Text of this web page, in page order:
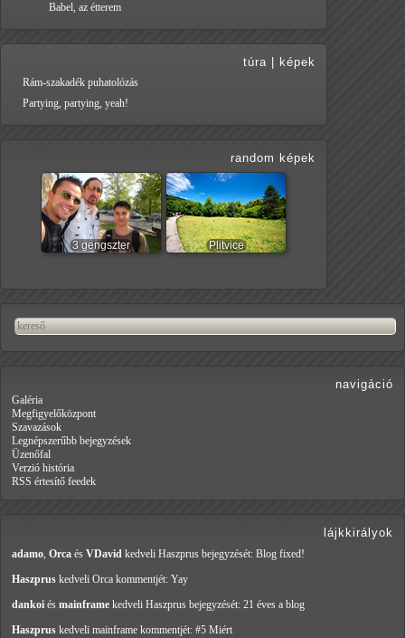
Babel, az étterem
túra képek
Rám-szakadék puhatolózás
Partying, partying, yeah!
random képek
3 gengszter Plitvice
navigáció
Galéria
Megfigyelőközpont
Szavazások
Legnépszerűbb bejegyzések
Üzenőfal
Verzió história
RSS értesítő feedek
lájkkirályok
adamo, Orca és VDavid kedveli Haszprus bejegyzését: Blog fixed!
Haszprus kedveli Orca kommentjét: Yay
dankoi és mainframe kedveli Haszprus bejegyzését: 21 éves a blog
Haszprus kedveli mainframe kommentjét: #5 Miért